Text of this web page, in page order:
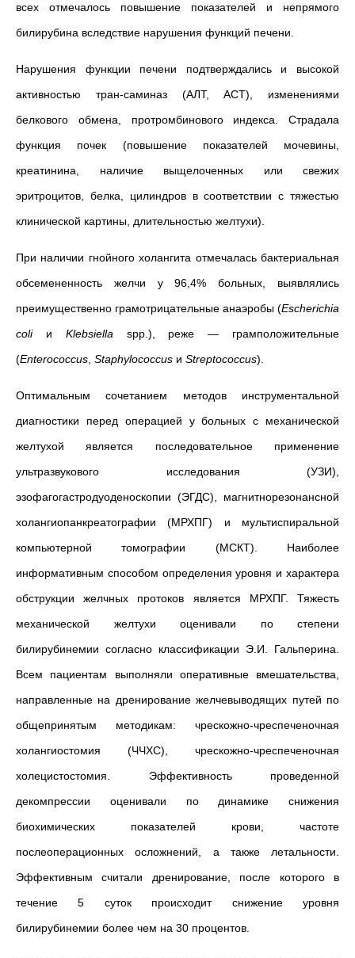
всех отмечалось повышение показателей и непрямого
билирубина вследствие нарушения функций печени.
Нарушения функции печени подтверждались и высокой
активностью тран-саминаз (АЛТ, АСТ), изменениями
белкового обмена, протромбинового индекса. Страдала
функция почек (повышение показателей мочевины,
креатинина, наличие выщелоченных или свежих
эритроцитов, белка, цилиндров в соответствии с тяжестью
клинической картины, длительностью желтухи).
При наличии гнойного холангита отмечалась бактериальная
обсемененность желчи у 96,4% больных, выявлялись
преимущественно грамотрицательные анаэробы (Escherichia
coliи Klebsiella spp.), реже — грамположительные
(Enterococcus Staphylococcus и Streptococcus).
Оптимальным сочетанием методов инструментальной
диагностики перед операцией у больных с механической
желтухой является последовательное применение
ультразвукового исследования (УЗИ),
эзофагогастродуоденоскопии (ЭГДС), магнитнорезонансной
холангиопанкреатографии (МРХПГ) и мультиспиральной
компьютерной томографии (МСКТ). Наиболее
информативным способом определения уровня и характера
обструкции желчных протоков является МРХПГ. Тяжесть
механической желтухи оценивали по степени
билирубинемии согласно классификации Э.И. Гальперина.
Всем пациентам выполняли оперативные вмешательства,
направленные на дренирование желчевыводящих путей по
общепринятым методикам: чрескожно-чреспеченочная
холангиостомия (ЧЧХС), чрескожно-чреспеченочная
холецистостомия. Эффективность проведенной
декомпрессии оценивали по динамике снижения
биохимических показателей крови, частоте
послеоперационных осложнений, а также летальности.
Эффективным считали дренирование, после которого в
течение 5 суток происходит снижение уровня
билирубинемии более чем на 30 процентов.